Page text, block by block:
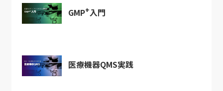
GMP+入門
医療機器QMS実践